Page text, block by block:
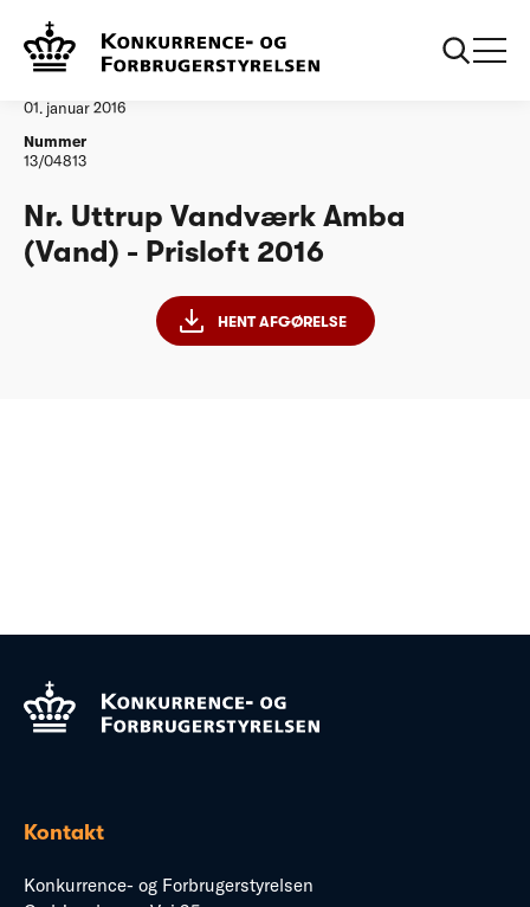
Vandtilsyn
01. januar 2016
Nummer
13/04813
Nr. Uttrup Vandværk Amba
(Vand) - Prisloft 2016
HENT AFGØRELSE
Kontakt
Konkurrence- og Forbrugerstyrelsen